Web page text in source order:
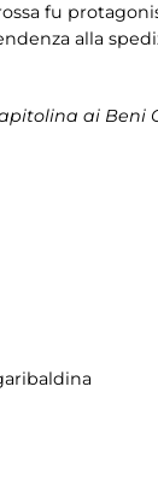
fu
alla
ai Beni